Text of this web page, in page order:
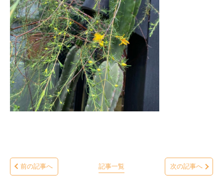
前の記事へ 記事一覧 次の記事へ